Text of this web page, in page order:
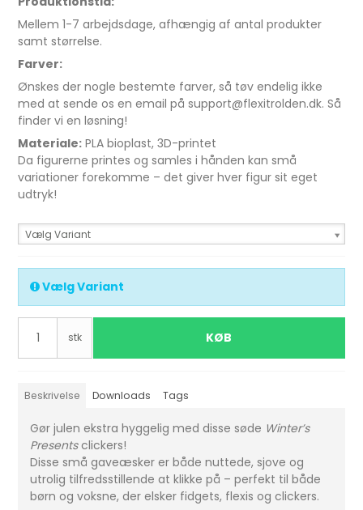
Mellem 1-7 arbejdsdage, afhængig af antal produkter
samt størrelse.
Farver:
Ønskes der nogle bestemte farver, så tøv endelig ikke
med at sende os en email på support@flexitrolden.dk. Så
finder vi en løsning!
Materiale: PLA bioplast, 3D-printet
Da figurerne printes og samles i hånden kan små
variationer forekomme – det giver hver figur sit eget
udtryk!
Vælg Variant
Vælg Variant
stk KØB
Beskrivelse Downloads Tags
Gør julen ekstra hyggelig med disse søde Winter’s
Presentsclickers!
Disse små gaveæsker er både nuttede, sjove og
utrolig tilfredsstillende at klikke på – perfekt til både
børn og voksne, der elsker fidgets, flexis og clickers.